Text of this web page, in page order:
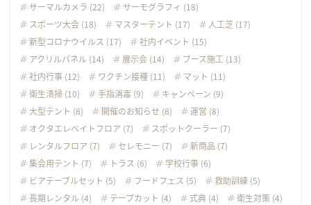
サーマルカメラ (22)
サーモグラフィ (18)
スポーツ大会 (18)
マスターテント (17)
人工芝 (17)
新型コロナウイルス (17)
社内イベント (15)
アクリルパネル (14)
展示会 (14)
ブース施工 (13)
社内行事 (12)
ワクチン接種 (11)
マット (11)
衛生清掃 (10)
手指消毒 (9)
キャンペーン (9)
大型テント (8)
開催のお知らせ (8)
運営 (8)
オクタエレベイトフロア (7)
スポットクーラー (7)
レンタルフロア (7)
セレモニー (7)
新商品 (7)
集会用テント (7)
トラス (6)
学校行事 (6)
ビアテーブルセット (5)
フードフェス (5)
救助訓練 (5)
長期レンタル (4)
テープカット (4) 式典 (4)
衛生対策 (4)